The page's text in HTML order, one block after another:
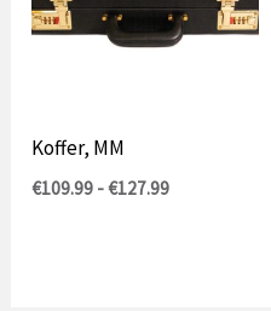
Koffer, MM
€109.99 -€127.99Prijsklasse: